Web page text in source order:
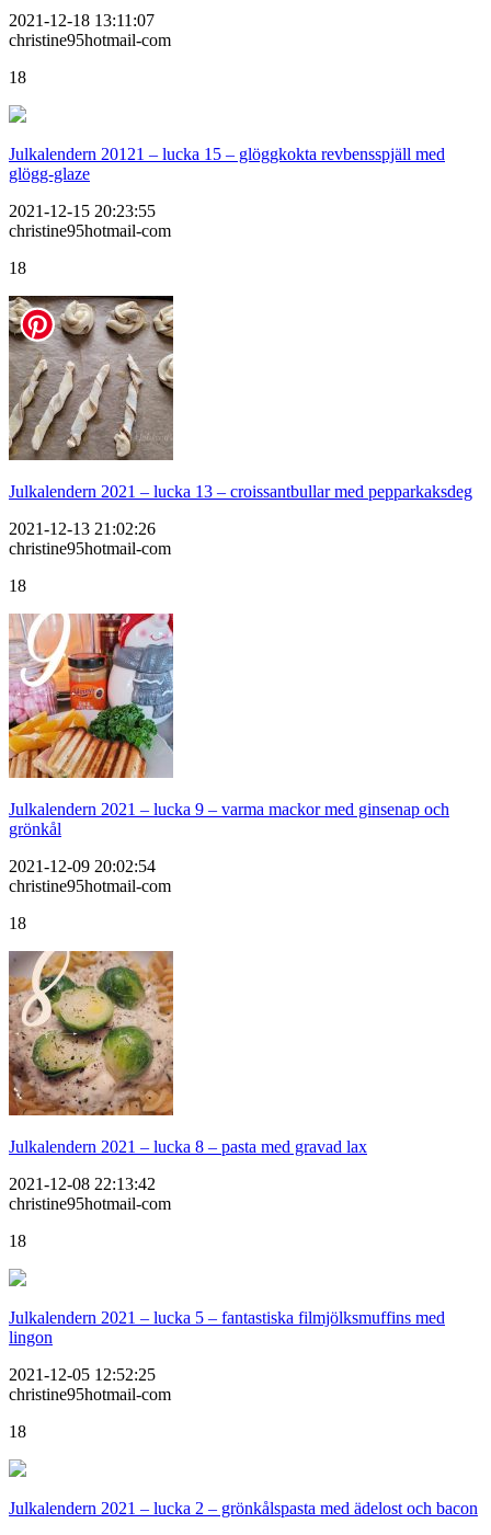
2021-12-18 13:11:07
christine95hotmail-com
18
Julkalendern 20121 – lucka 15 – glöggkokta revbensspjäll med
glögg-glaze
2021-12-15 20:23:55
christine95hotmail-com
18
Julkalendern 2021 – lucka 13 – croissantbullar med pepparkaksdeg
2021-12-13 21:02:26
christine95hotmail-com
18
Julkalendern 2021 – lucka 9 – varma mackor med ginsenap och
grönkål
2021-12-09 20:02:54
christine95hotmail-com
18
Julkalendern 2021 – lucka 8 – pasta med gravad lax
2021-12-08 22:13:42
christine95hotmail-com
18
Julkalendern 2021 – lucka 5 – fantastiska filmjölksmuffins med
lingon
2021-12-05 12:52:25
christine95hotmail-com
18
Julkalendern 2021 – lucka 2 – grönkålspasta med ädelost och bacon